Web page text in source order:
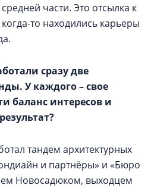
части. Это отсылка к
то находились карьеры
сразу две
У каждого – свое
баланс интересов и
тандем архитектурных
и партнёры» и «Бюро
Новосадюком, выходцем